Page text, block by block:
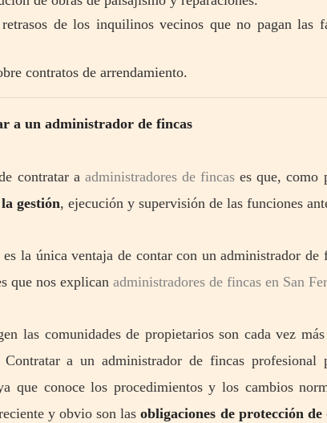
de los inquilinos vecinos que no pagan las
contratos de arrendamiento.
a un administrador de fincas
contratar a administradores de fincas es que, como
gestión, ejecución y supervisión de las funciones
es la única ventaja de contar con un administrador
que nos explican administradores de fincas en San
las comunidades de propietarios son cada vez
a un administrador de fincas profesional
que conoce los procedimientos y los cambios
y obvio son lasobligaciones de protección de